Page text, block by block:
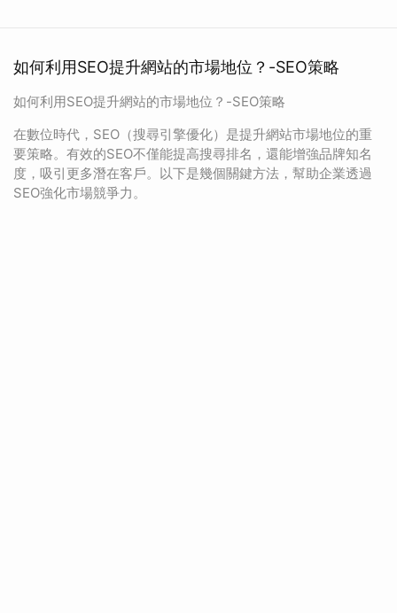
如何利用SEO提升網站的市場地位？-SEO策略
如何利用SEO提升網站的市場地位？-SEO策略
在數位時代，SEO（搜尋引擎優化）是提升網站市場地位的重
要策略。有效的SEO不僅能提高搜尋排名，還能增強品牌知名
度，吸引更多潛在客戶。以下是幾個關鍵方法，幫助企業透過
SEO強化市場競爭力。